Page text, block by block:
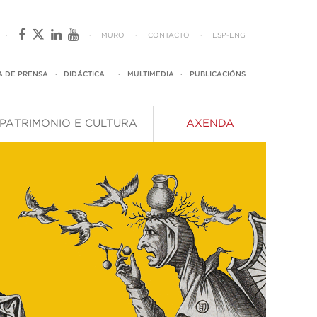
· · MURO · CONTACTO · ESP - ENG
DE PRENSA · DIDÁCTICA · MULTIMEDIA · PUBLICACIÓNS
PATRIMONIO E CULTURA AXENDA